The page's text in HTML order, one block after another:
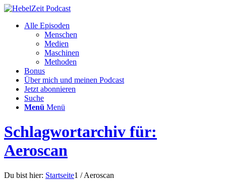
Alle Episoden
Menschen
Medien
Maschinen
Methoden
Bonus
Über mich und meinen Podcast
Jetzt abonnieren
Suche
Menü Menü
Schlagwortarchiv für:
Aeroscan
Du bist hier: Startseite1 / Aeroscan